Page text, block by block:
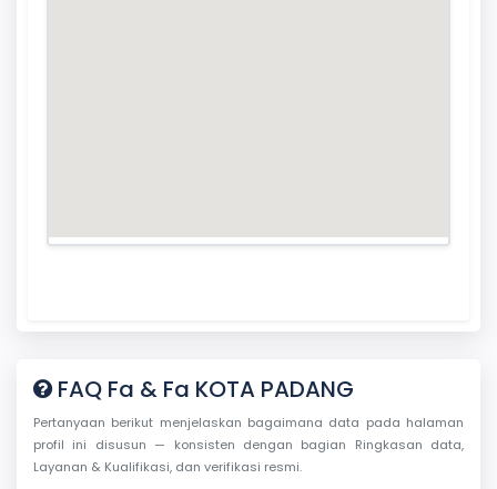
FAQ Fa & Fa KOTA PADANG
Pertanyaan berikut menjelaskan bagaimana data pada halaman
profil ini disusun — konsisten dengan bagian Ringkasan data,
Layanan & Kualifikasi, dan verifikasi resmi.